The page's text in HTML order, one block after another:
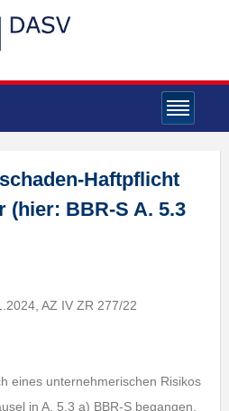
Haftpflicht
(hier: BBR-S A. 5.3
AZ IV ZR 277/22
eines unternehmerischen Risikos
in A. 5.3 a) BBR-S begangen,